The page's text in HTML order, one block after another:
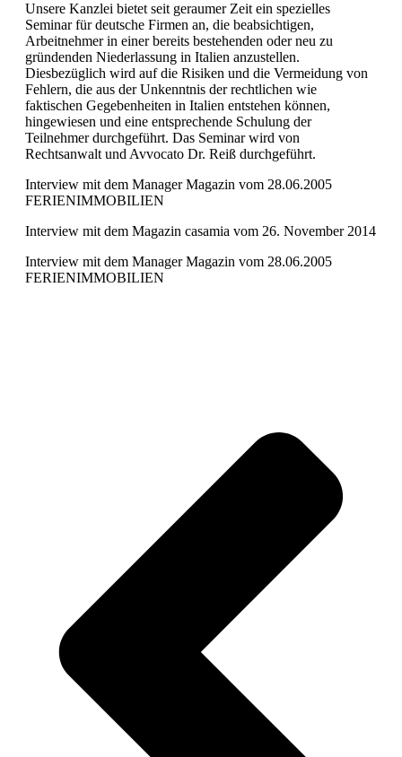
Unsere Kanzlei bietet seit geraumer Zeit ein spezielles
Seminar für deutsche Firmen an, die beabsichtigen,
Arbeitnehmer in einer bereits bestehenden oder neu zu
gründenden Niederlassung in Italien anzustellen.
Diesbezüglich wird auf die Risiken und die Vermeidung von
Fehlern, die aus der Unkenntnis der rechtlichen wie
faktischen Gegebenheiten in Italien entstehen können,
hingewiesen und eine entsprechende Schulung der
Teilnehmer durchgeführt. Das Seminar wird von
Rechtsanwalt und Avvocato Dr. Reiß durchgeführt.
Interview mit dem Manager Magazin vom 28.06.2005
FERIENIMMOBILIEN
Interview mit dem Magazin casamia vom 26. November 2014
Interview mit dem Manager Magazin vom 28.06.2005
FERIENIMMOBILIEN